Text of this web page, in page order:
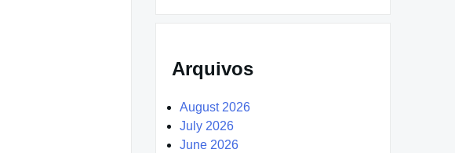
Arquivos
August 2026
July 2026
June 2026